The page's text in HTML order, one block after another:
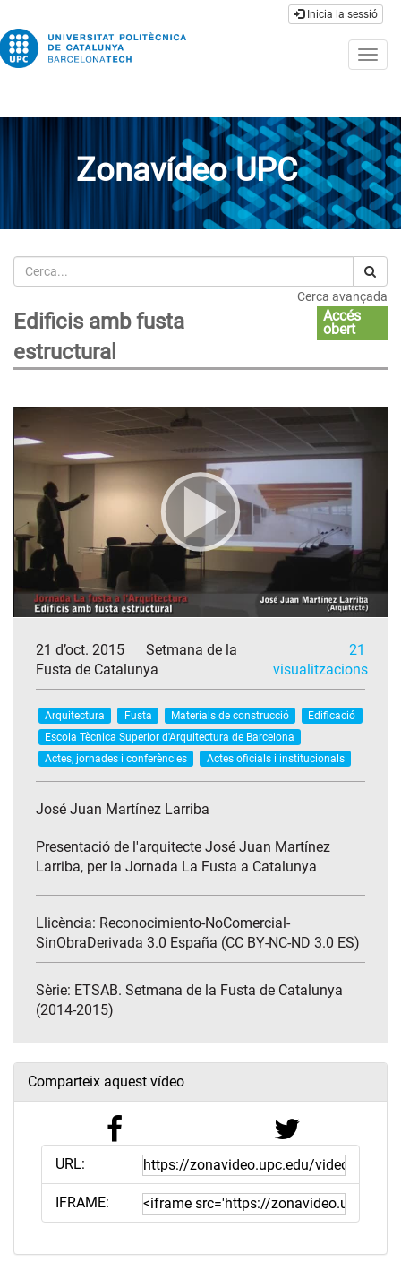
Inicia la sessió
Zonavídeo UPC
Cerca
Cerca avançada
Edificis amb fusta
estructural
Accés
obert
21 d’oct. 2015
Setmana de la
Fusta de Catalunya
21
visualitzacions
Arquitectura Fusta Materials de construcció
Edificació
Escola Tècnica Superior d'Arquitectura de Barcelona
Actes, jornades i conferències
Actes oficials i institucionals
José Juan Martínez Larriba
Presentació de l'arquitecte José Juan Martínez
Larriba, per la Jornada La Fusta a Catalunya
Llicència: Reconocimiento-NoComercial-
SinObraDerivada 3.0 España (CC BY-NC-ND 3.0 ES)
Sèrie: ETSAB. Setmana de la Fusta de Catalunya
(2014-2015)
Comparteix aquest vídeo
URL:
IFRAME: